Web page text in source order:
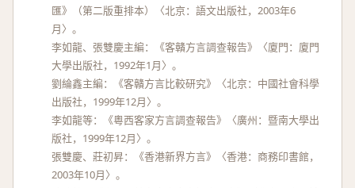
匯》（第二版重排本）〈北京：語文出版社，2003年6
月〉。
李如龍、張雙慶主編：《客贛方言調查報告》〈廈門：廈門
大學出版社，1992年1月〉。
劉綸鑫主編：《客贛方言比較研究》〈北京：中國社會科學
出版社，1999年12月〉。
李如龍等：《粵西客家方言調查報告》〈廣州：暨南大學出
版社，1999年12月〉。
張雙慶、莊初昇：《香港新界方言》〈香港：商務印書館，
2003年10月〉。